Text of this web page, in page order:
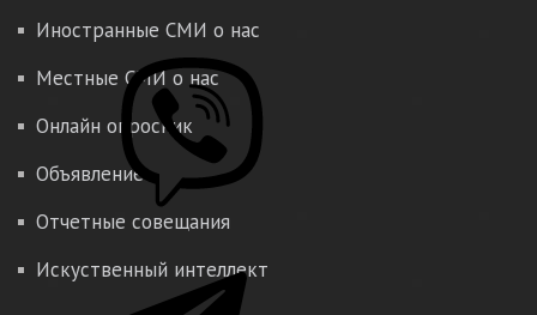
Иностранные СМИ о нас
Местные СМИ о нас
Онлайн опросник
Объявление
Отчетные совещания
Искуственный интеллект